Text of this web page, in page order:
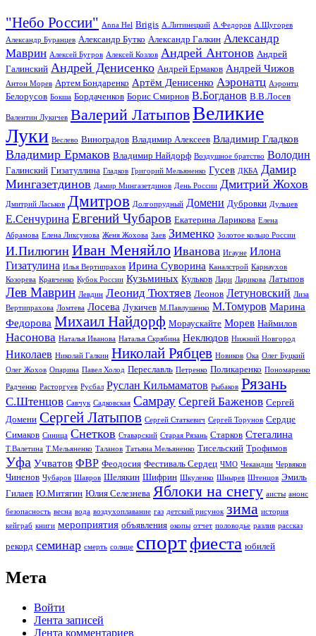
"Небо России" Anna Hel Brigis А.Литинецкий А.Федоров А.Щугорев
Александр Буранцев Александр Бутко Александр Галкин Александр
Маврин Алексей Бугров Алексей Козлов Андрей Антонов Андрей
Галинский Андрей Денисенко Андрей Ермаков Андрей Чижов
Антон Морев Артем Бондаренко Артём Денисенко Аэронатц Аэронтц
Белорусов Бокша Бордаченков Борис Смирнов В.Богданов В.В.Лосев
Валентин Лукичев Валерий ЛатыповВеликие
Луки Веслево Виноградов Владимир Алексеев Владимир Гладков
Владимир Ермаков Владимир Найдорф Воздушное братство Володин
Галинский Гизатуллина Гладков Григорий Мельяненко Гусев ДКБА
Дамир
Мингазетдинов Дамир Мингазетдинов День России Дмитрий Жохов
Дмитрий Ласьков Дмитров Долгопрудный Домени Дубровки Дульцев
Е.Сенчурина Евгений Чубаров Екатерина Ларикова Елена
Абрамова Елена Ликсунова Женя Жохова Заев Зименко Золотое кольцо России
И.Пилюгин Иван Меняйло Иванова Игауне Илона
Гизатулина Илья Вертипрахов Ирина Суворина Каналстрой Карнаухов
Козорева Кравченко Кубок России Кузьминых Кульков Лари Ларикова Латыпов
Лев Маврин Левдин Леонид Тюхтяев Леонов Летуновский Лиза
Вертипрахова Ломтева Лосева Лукичев М.Павлушенко М.Томуров Марина
Федорова Михаил Найдорф Мораускайте Морев Наймилов
Насонова Наталья Иванова Наталья Скрябина Неклюдов Нижний Новгород
Николаев Николай Галкин Николай Рябцев Новиков Ока Олег Буцкий
Олег Жохов Опарина Павел Холод Переславль Петренко Поликаренко Пономаренко
Радченко Расторгуев Русбал Руслан Кильмаматов Рыбаков Рязань
С.Штенцов Савчук Садковская Самрау Сергей Баженов Сергей
Домени Сергей Латыпов Сергей Статкевич Сергей Торунов Сердце
Симаков Синица Снетков Ставарский Старая Рязань Старков Стегалина
Т.Валетина Т.Мельяненко Таланов Татьяна Мельяненко Тисельский Трофимов
Уфа Учватов ФВР Феодосия Фестиваль Сердец ЧМО Чекандин Червяков
Чиненов Чубаров Шавров Шелякин Шифрин Шкуленко Шнырев Штенцов Эмиль
Гилаев Ю.Митягин Юлия Селезнева Яблоки на снегу аисты анонс
безопасность весна вода воздухоплавание газ детский рисунок зима история
кейграб книги мероприятия объявления окопы отчет половодье разлив рассказ
рекорд семинар смерть солнце спортфиеста юбилей
Мета
Войти
Лента записей
Лента комментариев